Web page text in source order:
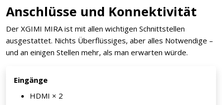
Anschlüsse und Konnektivität
Der XGIMI MIRA ist mit allen wichtigen Schnittstellen
ausgestattet. Nichts Überflüssiges, aber alles Notwendige –
und an einigen Stellen mehr, als man erwarten würde.
Eingänge
HDMI × 2